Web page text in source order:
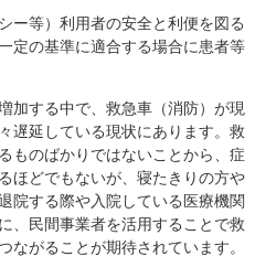
ー等）利用者の安全と利便を図る
定の基準に適合する場合に患者等
加する中で、救急車（消防）が現
遅延している現状にあります。救
ものばかりではないことから、症
ほどでもないが、寝たきりの方や
院する際や入院している医療機関
、民間事業者を活用することで救
ながることが期待されています。​